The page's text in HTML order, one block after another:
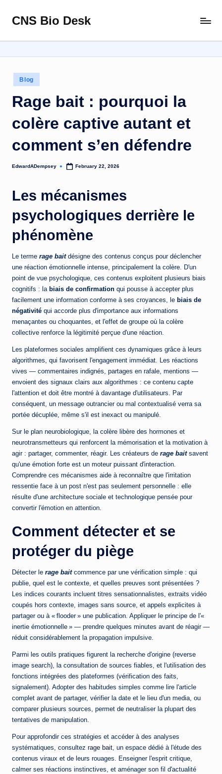
Skip
content
CNS Bio Desk
Life
Story
Posted
in
Blog
Rage bait : pourquoi la
colère captive autant et
comment s’en défendre
Posted
EdwardADempsey February 22, 2026
Les mécanismes
psychologiques derrière le
phénomène
Le terme rage baitdésigne des contenus conçus pour déclencher
une réaction émotionnelle intense, principalement la colère. D'un
point de vue psychologique, ces contenus exploitent plusieurs biais
cognitifs : la biais de confirmation qui pousse à accepter plus
facilement une information conforme à ses croyances, le biais de
négativité qui accorde plus d'importance aux informations
menaçantes ou choquantes, et l'effet de groupe où la colère
collective renforce la légitimité perçue d'une réaction.
Les plateformes sociales amplifient ces dynamiques grâce à leurs
algorithmes, qui favorisent l'engagement immédiat. Les réactions
vives — commentaires indignés, partages en rafale, mentions —
envoient des signaux clairs aux algorithmes : ce contenu capte
l'attention et doit être montré à davantage d'utilisateurs. Par
conséquent, un message outrancier ou mal contextualisé verra sa
portée décuplée, même s'il est inexact ou manipulé.
Sur le plan neurobiologique, la colère libère des hormones et
neurotransmetteurs qui renforcent la mémorisation et la motivation à
agir : partager, commenter, réagir. Les créateurs de rage baitsavent
qu'une émotion forte est un moteur puissant d'interaction.
Comprendre ces mécanismes aide à reconnaître que l'irritation
ressentie face à un post n'est pas seulement personnelle : elle
résulte d'une architecture sociale et technologique pensée pour
convertir l'émotion en attention.
Comment détecter et se
protéger du piège
Détecter le rage baitcommence par une vérification simple : qui
publie, quel est le contexte, et quelles preuves sont présentées ?
Les indices courants incluent titres sensationnalistes, extraits vidéo
coupés hors contexte, images sans source, et appels explicites à
partager ou à « flooder » une publication. Appliquer le principe de l'«
inertie émotionnelle » — prendre quelques minutes avant de réagir —
réduit considérablement la propagation impulsive.
Parmi les outils pratiques figurent la recherche d'origine (reverse
image search), la consultation de sources fiables, et l'utilisation des
fonctions intégrées des plateformes (vérification des faits,
signalement). Adopter des habitudes simples comme lire l'article
complet avant de partager, vérifier la date et le lieu d'un media, ou
comparer plusieurs sources, permet de neutraliser la plupart des
tentatives de manipulation.
Pour approfondir ces stratégies et accéder à des analyses
systématiques, consultez rage bait, un espace dédié à l'étude des
contenus viraux et de leurs rouages. Enseigner l'esprit critique,
calmer ses réactions instinctives, et aménager son fil d'actualité